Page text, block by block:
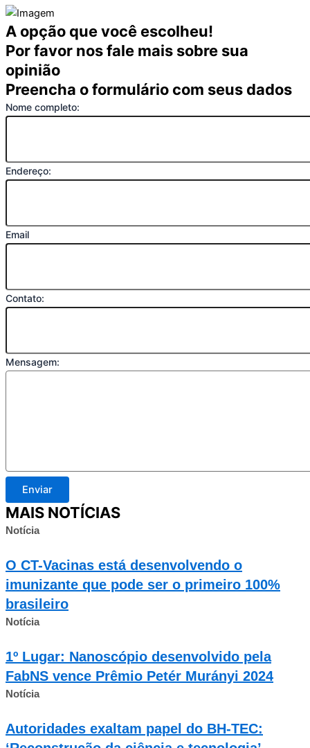
A opção que você escolheu!
Por favor nos fale mais sobre sua
opinião
Preencha o formulário com seus dados
Nome completo:
Endereço:
Email
Contato:
Mensagem:
Enviar
MAIS NOTÍCIAS
Notícia
O CT-Vacinas está desenvolvendo o
imunizante que pode ser o primeiro 100%
brasileiro
Notícia
1º Lugar: Nanoscópio desenvolvido pela
FabNS vence Prêmio Petér Murányi 2024
Notícia
Autoridades exaltam papel do BH-TEC: